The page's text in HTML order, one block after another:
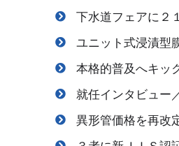
下水道フェアに２
ユニット式浸漬型
本格的普及へキッ
就任インタビュー
異形管価格を再改